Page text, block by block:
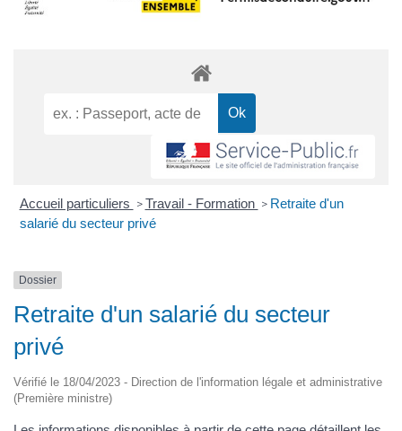
Accueil particuliers > Travail - Formation > Retraite d'un
salarié du secteur privé
Dossier
Retraite d'un salarié du secteur
privé
Vérifié le 18/04/2023 - Direction de l'information légale et administrative
(Première ministre)